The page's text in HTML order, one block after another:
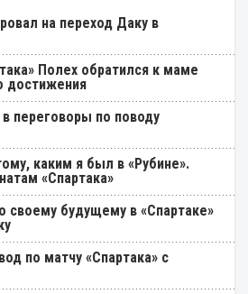
на переход Даку в
Полех обратился к маме
достижения
переговоры по поводу
каким я был в «Рубине».
«Спартака»
своему будущему в «Спартаке»
по матчу «Спартака» с